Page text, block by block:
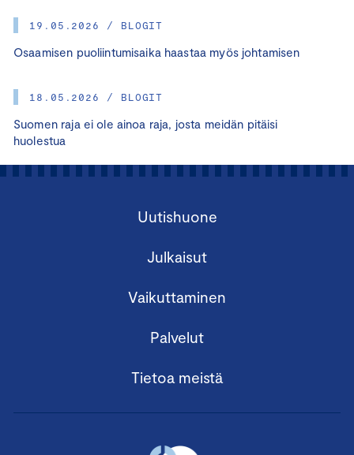
19.05.2026 / BLOGIT
Osaamisen puoliintumisaika haastaa myös johtamisen
18.05.2026 / BLOGIT
Suomen raja ei ole ainoa raja, josta meidän pitäisi
huolestua
Uutishuone
Julkaisut
Vaikuttaminen
Palvelut
Tietoa meistä